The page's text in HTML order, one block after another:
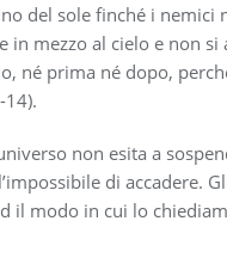
del sole finché i nemici
in mezzo al cielo e non si
né prima né dopo,
14).
non esita a
di accadere.
il modo in cui lo